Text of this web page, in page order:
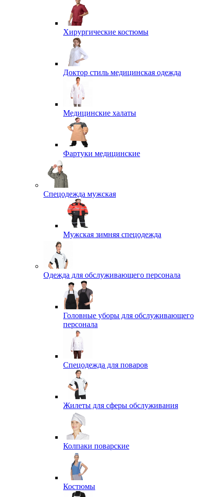
Хирургические костюмы
Доктор стиль медицинская одежда
Медицинские халаты
Фартуки медицинские
Спецодежда мужская
Мужская зимняя спецодежда
Одежда для обслуживающего персонала
Головные уборы для обслуживающего
персонала
Спецодежда для поваров
Жилеты для сферы обслуживания
Колпаки поварские
Костюмы